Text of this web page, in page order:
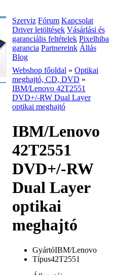
Szerviz Fórum Kapcsolat
Driver letöltések Vásárlási és
garanciális feltételek Pixelhiba
garancia Partnereink Állás
Blog
Webshop főoldal » Optikai
meghajtó, CD, DVD »
IBM/Lenovo 42T2551
DVD+/-RW Dual Layer
optikai meghajtó
IBM/Lenovo
42T2551
DVD+/-RW
Dual Layer
optikai
meghajtó
GyártóIBM/Lenovo
Típus42T2551